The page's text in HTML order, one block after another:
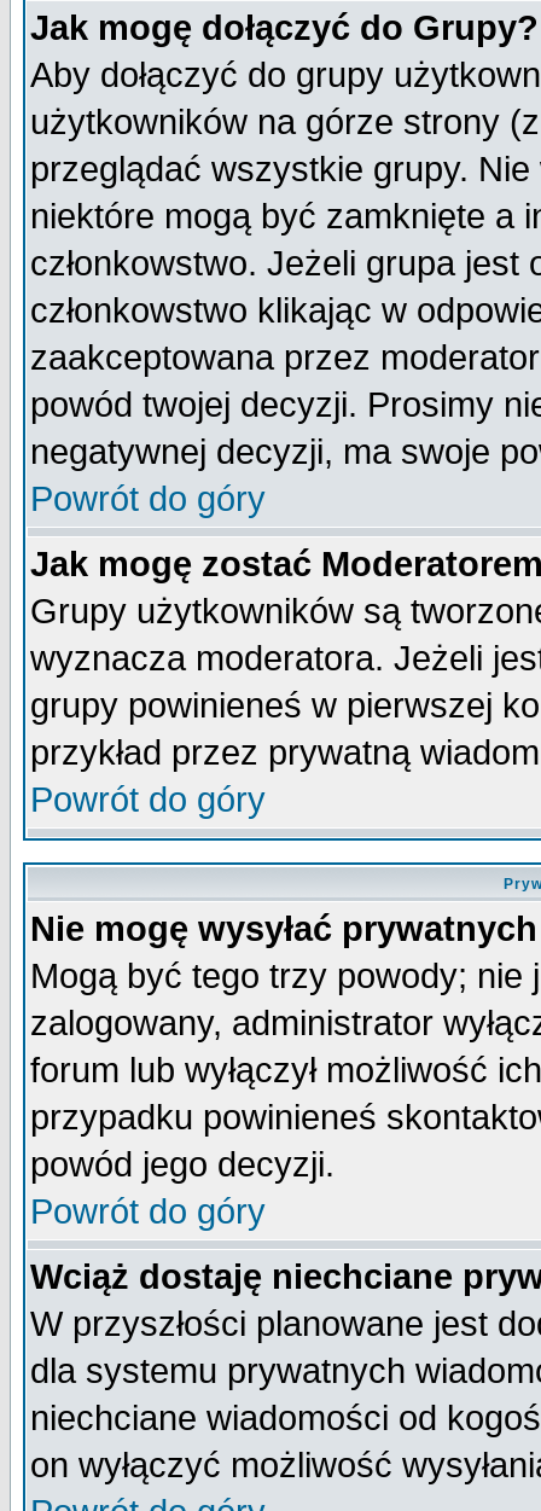
Jak mogę dołączyć do Grupy?
Aby dołączyć do grupy
użytkowników na górze strony
przeglądać wszystkie grupy.
niektóre mogą być zamknięte a
członkowstwo. Jeżeli grupa
członkowstwo klikając w
zaakceptowana przez
powód twojej decyzji. Prosimy
negatywnej decyzji, ma swoje
Powrót do góry
Jak mogę zostać
Grupy użytkowników są
wyznacza moderatora. Jeżeli
grupy powinieneś w pierwszej
przykład przez prywatną
Powrót do góry
Nie mogę wysyłać
Mogą być tego trzy powody;
zalogowany, administrator
forum lub wyłączył możliwość
przypadku powinieneś
powód jego decyzji.
Powrót do góry
Wciąż dostaję niechciane
W przyszłości planowane jest
dla systemu prywatnych
niechciane wiadomości od
on wyłączyć możliwość